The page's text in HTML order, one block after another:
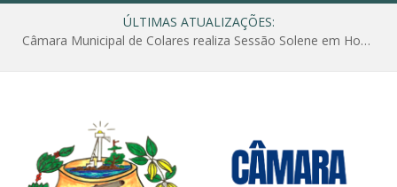
ÚLTIMAS ATUALIZAÇÕES:
Câmara Municipal de Colares realiza Sessão Solene em Homenagem ao Dia das Mães